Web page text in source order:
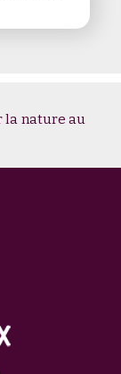
la nature au